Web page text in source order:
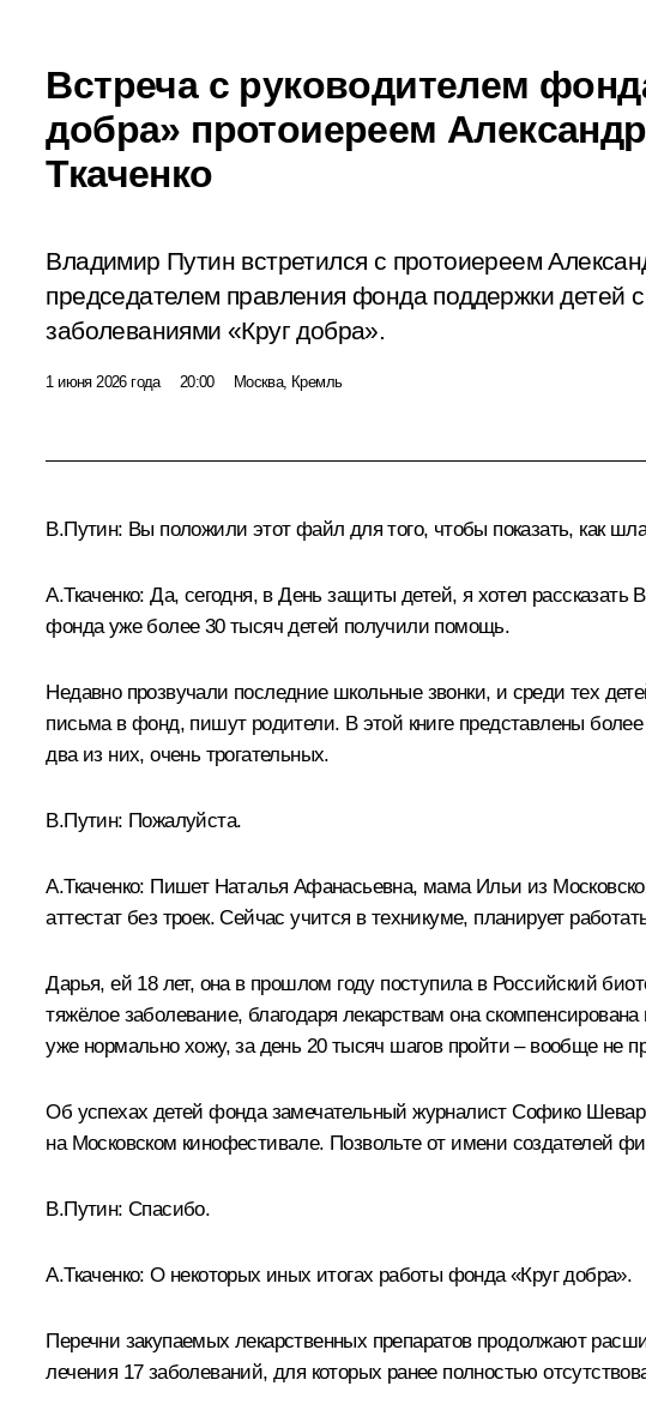
Встреча с руководителем
добра» протоиереем
Ткаченко
Владимир Путин встретился с протоиереем
председателем правления фонда поддержки детей
заболеваниями «Круг добра».
1 июня 2026 года 20:00 Москва, Кремль
В.Путин: Вы положили этот файл для того, чтобы показать, как
А.Ткаченко: Да, сегодня, в День защиты детей, я хотел
фонда уже более 30 тысяч детей получили помощь.
Недавно прозвучали последние школьные звонки, и среди тех
письма в фонд, пишут родители. В этой книге представлены
два из них, очень трогательных.
В.Путин: Пожалуйста.
А.Ткаченко: Пишет Наталья Афанасьевна, мама Ильи из
аттестат без троек. Сейчас учится в техникуме, планирует
Дарья, ей 18 лет, она в прошлом году поступила в Российский
тяжёлое заболевание, благодаря лекарствам она
уже нормально хожу, за день 20 тысяч шагов пройти – вообще не
Об успехах детей фонда замечательный журналист Софико
на Московском кинофестивале. Позвольте от имени
В.Путин: Спасибо.
А.Ткаченко: О некоторых иных итогах работы фонда «Круг добра».
Перечни закупаемых лекарственных препаратов продолжают
лечения 17 заболеваний, для которых ранее полностью